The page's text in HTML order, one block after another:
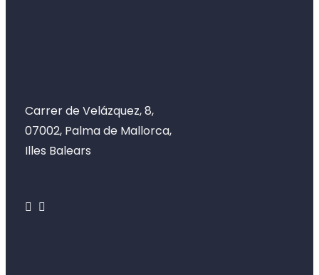
Carrer de Velázquez, 8,
07002, Palma de Mallorca,
Illes Balears